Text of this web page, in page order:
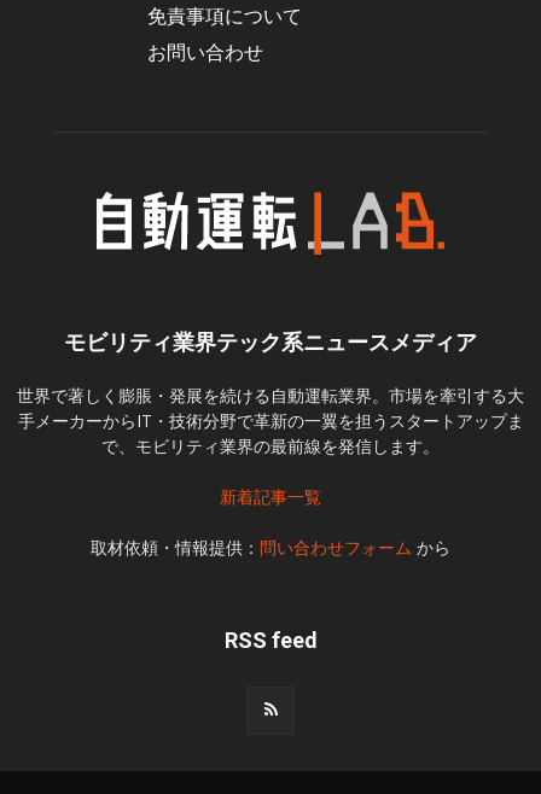
免責事項について
お問い合わせ
モビリティ業界テック系ニュースメディア
世界で著しく膨脹・発展を続ける自動運転業界。市場を牽引する大
手メーカーからIT・技術分野で革新の一翼を担うスタートアップま
で、モビリティ業界の最前線を発信します。
新着記事一覧
取材依頼・情報提供： 問い合わせフォーム から
RSS feed